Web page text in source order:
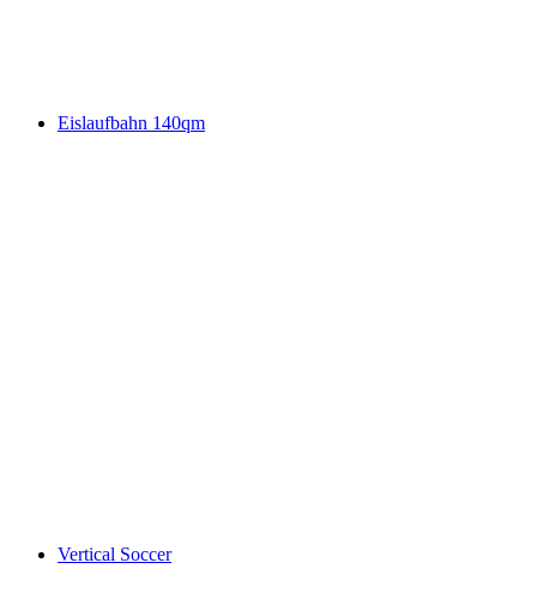
Eislaufbahn 140qm
Vertical Soccer